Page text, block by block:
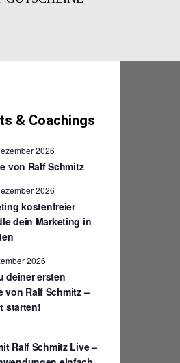
& Coachings
2026
von Ralf Schmitz
2026
kostenfreier
dein Marketing in
2026
deiner ersten
von Ralf Schmitz –
starten!
Ralf Schmitz Live –